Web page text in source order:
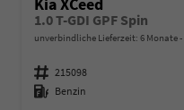
Kia XCeed
1.0 T-GDI GPF Spin
unverbindliche Lieferzeit: 6 Monate
Fahrzeugnummer 215098
Kraftstoff Benzin